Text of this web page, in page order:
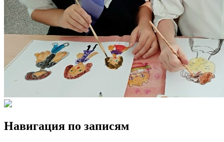
Навигация по записям